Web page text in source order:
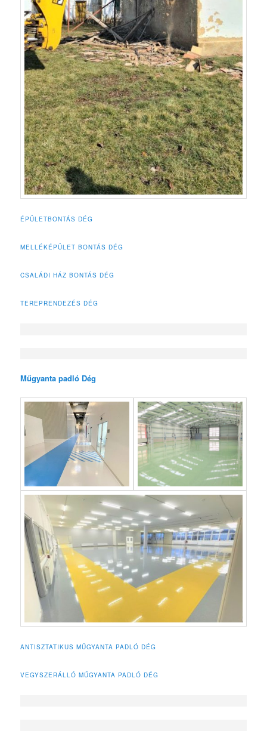
ÉPÜLETBONTÁS DÉG
MELLÉKÉPÜLET BONTÁS DÉG
CSALÁDI HÁZ BONTÁS DÉG
TEREPRENDEZÉS DÉG
Műgyanta padló Dég
ANTISZTATIKUS MŰGYANTA PADLÓ DÉG
VEGYSZERÁLLÓ MŰGYANTA PADLÓ DÉG